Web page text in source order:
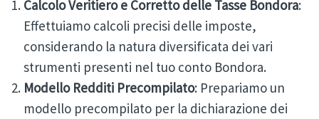
Calcolo Veritiero e Corretto delle Tasse Bondora:
Effettuiamo calcoli precisi delle imposte,
considerando la natura diversificata dei vari
strumenti presenti nel tuo conto Bondora.
Modello Redditi Precompilato: Prepariamo un
modello precompilato per la dichiarazione dei